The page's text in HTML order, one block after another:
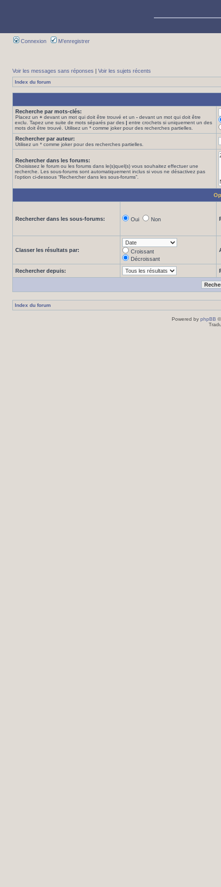
Connexion M’enregistrer
Voir les messages sans réponses | Voir les sujets récents
Index du forum
Recherche par mots-clés:
Placez un + devant un mot qui doit être trouvé et un - devant un mot qui doit être
exclu. Tapez une suite de mots séparés par des | entre crochets si uniquement un des
mots doit être trouvé. Utilisez un * comme joker pour des recherches partielles.
Rechercher par auteur:
Utilisez un * comme joker pour des recherches partielles.
Rechercher dans les forums:
Choisissez le forum ou les forums dans le(s)quel(s) vous souhaitez effectuer une
recherche. Les sous-forums sont automatiquement inclus si vous ne désactivez pas
l’option ci-dessous “Rechercher dans les sous-forums”.
Rechercher dans les sous-forums: Oui Non
Classer les résultats par:
Croissant
Décroissant
Rechercher depuis:
Index du forum
Powered by phpBB